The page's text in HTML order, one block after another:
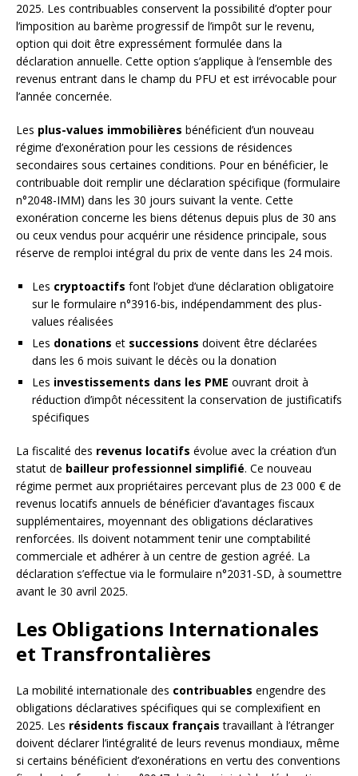
2025. Les contribuables conservent la possibilité d’opter pour
l’imposition au barème progressif de l’impôt sur le revenu,
option qui doit être expressément formulée dans la
déclaration annuelle. Cette option s’applique à l’ensemble des
revenus entrant dans le champ du PFU et est irrévocable pour
l’année concernée.
Les plus-values immobilières bénéficient d’un nouveau
régime d’exonération pour les cessions de résidences
secondaires sous certaines conditions. Pour en bénéficier, le
contribuable doit remplir une déclaration spécifique (formulaire
n°2048-IMM) dans les 30 jours suivant la vente. Cette
exonération concerne les biens détenus depuis plus de 30 ans
ou ceux vendus pour acquérir une résidence principale, sous
réserve de remploi intégral du prix de vente dans les 24 mois.
Les cryptoactifs font l’objet d’une déclaration obligatoire
sur le formulaire n°3916-bis, indépendamment des plus-
values réalisées
Les donations et successions doivent être déclarées
dans les 6 mois suivant le décès ou la donation
Les investissements dans les PME ouvrant droit à
réduction d’impôt nécessitent la conservation de justificatifs
spécifiques
La fiscalité des revenus locatifs évolue avec la création d’un
statut de bailleur professionnel simplifié. Ce nouveau
régime permet aux propriétaires percevant plus de 23 000 € de
revenus locatifs annuels de bénéficier d’avantages fiscaux
supplémentaires, moyennant des obligations déclaratives
renforcées. Ils doivent notamment tenir une comptabilité
commerciale et adhérer à un centre de gestion agréé. La
déclaration s’effectue via le formulaire n°2031-SD, à soumettre
avant le 30 avril 2025.
Les Obligations Internationales
et Transfrontalières
La mobilité internationale des contribuables engendre des
obligations déclaratives spécifiques qui se complexifient en
2025. Les résidents fiscaux français travaillant à l’étranger
doivent déclarer l’intégralité de leurs revenus mondiaux, même
si certains bénéficient d’exonérations en vertu des conventions